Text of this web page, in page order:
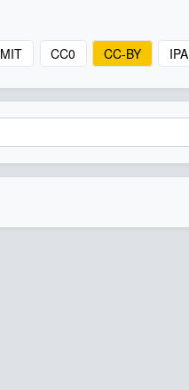
MIT CC0 CC-BY IPA